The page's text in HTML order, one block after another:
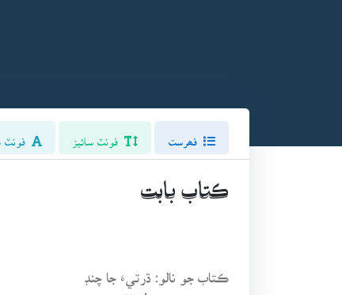
فونٽ سائيز فونٽ
ڪتاب بابت
ڪتاب جو نالو: ڌرتيءَ جا چنڊ
موضوع:مضمون/مقالا